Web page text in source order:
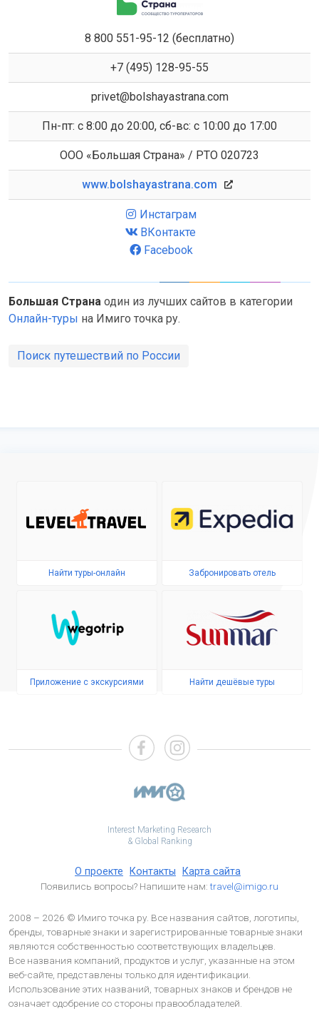
8 800 551-95-12 (бесплатно)
+7 (495) 128-95-55
privet@bolshayastrana.com
Пн-пт: с 8:00 до 20:00, сб-вс: с 10:00 до 17:00
ООО «Большая Страна» / РТО 020723
www.bolshayastrana.com
Инстаграм
ВКонтакте
Facebook
Большая Страна один из лучших сайтов в категории
Онлайн-туры на Имиго точка ру.
Поиск путешествий по России
Найти туры-онлайн Забронировать отель
Приложение с экскурсиями Найти дешёвые туры
Interest Marketing Research
& Global Ranking
О проекте Контакты Карта сайта
Появились вопросы? Напишите нам:travel@imigo.ru
2008 – 2026 © Имиго точка ру. Все названия сайтов, логотипы,
бренды, товарные знаки и зарегистрированные товарные знаки
являются собственностью соответствующих владельцев.
Все названия компаний, продуктов и услуг, указанные на этом
веб-сайте, представлены только для идентификации.
Использование этих названий, товарных знаков и брендов не
означает одобрение со стороны правообладателей.